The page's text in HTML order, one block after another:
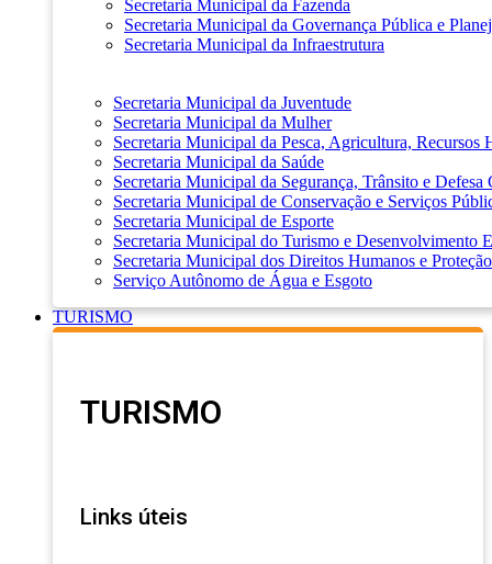
Secretaria Municipal da Fazenda
Secretaria Municipal da Governança Pública e
Secretaria Municipal da Infraestrutura
Secretaria Municipal da Juventude
Secretaria Municipal da Mulher
Secretaria Municipal da Pesca, Agricultura, Recursos
Secretaria Municipal da Saúde
Secretaria Municipal da Segurança, Trânsito e Defesa
Secretaria Municipal de Conservação e Serviços
Secretaria Municipal de Esporte
Secretaria Municipal do Turismo e Desenvolvimento
Secretaria Municipal dos Direitos Humanos e
Serviço Autônomo de Água e Esgoto
TURISMO
TURISMO
Links úteis